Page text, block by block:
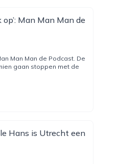
Man Man Man de
Man Man de Podcast. De
gaan stoppen met de
Hans is Utrecht een